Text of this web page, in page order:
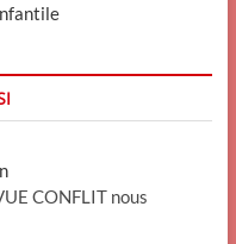
CONFLIT nous